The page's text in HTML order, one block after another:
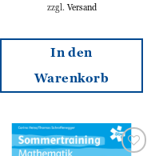
zzgl. Versand
In den
Warenkorb